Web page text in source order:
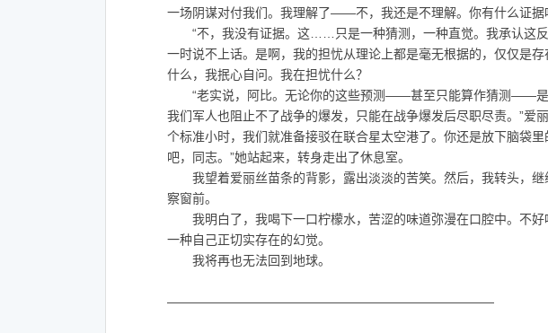
一场阴谋对付我们。我理解了——不，我还是不理解。你有什么证据
“不，我没有证据。这……只是一种猜测，一种直觉。我承认这
一时说不上话。是啊，我的担忧从理论上都是毫无根据的，仅仅是
什么，我抿心自问。我在担忧什么？
“老实说，阿比。无论你的这些预测——甚至只能算作猜测——是
我们军人也阻止不了战争的爆发，只能在战争爆发后尽职尽责。”爱
个标准小时，我们就准备接驳在联合星太空港了。你还是放下脑袋
吧，同志。”她站起来，转身走出了休息室。
我望着爱丽丝苗条的背影，露出淡淡的苦笑。然后，我转头，继
察窗前。
我明白了，我喝下一口柠檬水，苦涩的味道弥漫在口腔中。不好
一种自己正切实存在的幻觉。
我将再也无法回到地球。
——————————————————————————